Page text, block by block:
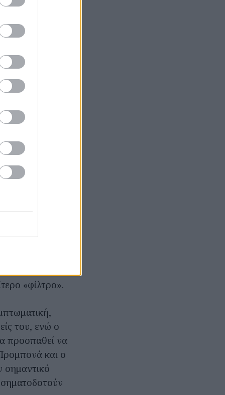
ενώ ο
έχει
Σίφνο,
τοπία της,
«φίλτρο».
του, ενώ ο
προσπαθεί να
και ο
σημαντικό